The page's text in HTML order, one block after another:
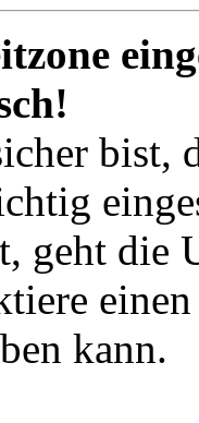
bist,
geht die
kann.